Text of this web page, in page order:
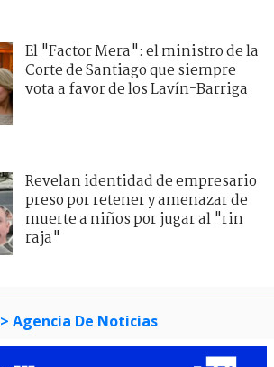
El "Factor Mera": el ministro de la
Corte de Santiago que siempre
vota a favor de los Lavín-Barriga
Revelan identidad de empresario
preso por retener y amenazar de
muerte a niños por jugar al "rin
raja"
> Agencia De Noticias